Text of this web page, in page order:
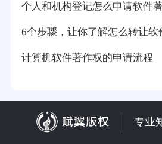
个人和机构登记怎么申请软件
6个步骤，让你了解怎么转让软
计算机软件著作权的申请流程
专业